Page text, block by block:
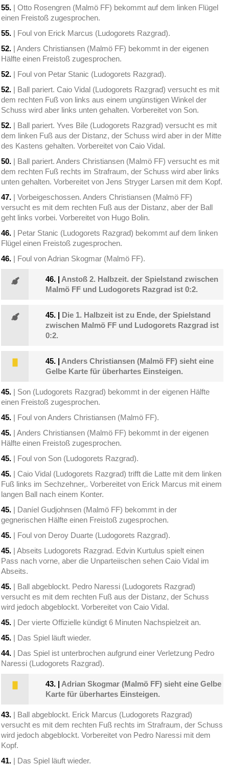
55. | Otto Rosengren (Malmö FF) bekommt auf dem linken Flügel
einen Freistoß zugesprochen.
55. | Foul von Erick Marcus (Ludogorets Razgrad).
52. | Anders Christiansen (Malmö FF) bekommt in der eigenen
Hälfte einen Freistoß zugesprochen.
52. | Foul von Petar Stanic (Ludogorets Razgrad).
52. | Ball pariert. Caio Vidal (Ludogorets Razgrad) versucht es mit
dem rechten Fuß von links aus einem ungünstigen Winkel der
Schuss wird aber links unten gehalten. Vorbereitet von Son.
52. | Ball pariert. Yves Bile (Ludogorets Razgrad) versucht es mit
dem linken Fuß aus der Distanz, der Schuss wird aber in der Mitte
des Kastens gehalten. Vorbereitet von Caio Vidal.
50. | Ball pariert. Anders Christiansen (Malmö FF) versucht es mit
dem rechten Fuß rechts im Strafraum, der Schuss wird aber links
unten gehalten. Vorbereitet von Jens Stryger Larsen mit dem Kopf.
47. | Vorbeigeschossen. Anders Christiansen (Malmö FF)
versucht es mit dem rechten Fuß aus der Distanz, aber der Ball
geht links vorbei. Vorbereitet von Hugo Bolin.
46. | Petar Stanic (Ludogorets Razgrad) bekommt auf dem linken
Flügel einen Freistoß zugesprochen.
46. | Foul von Adrian Skogmar (Malmö FF).
46. | Anstoß 2. Halbzeit. der Spielstand zwischen
Malmö FF und Ludogorets Razgrad ist 0:2.
45. | Die 1. Halbzeit ist zu Ende, der Spielstand
zwischen Malmö FF und Ludogorets Razgrad ist
0:2.
45. | Anders Christiansen (Malmö FF) sieht eine
Gelbe Karte für überhartes Einsteigen.
45. | Son (Ludogorets Razgrad) bekommt in der eigenen Hälfte
einen Freistoß zugesprochen.
45. | Foul von Anders Christiansen (Malmö FF).
45. | Anders Christiansen (Malmö FF) bekommt in der eigenen
Hälfte einen Freistoß zugesprochen.
45. | Foul von Son (Ludogorets Razgrad).
45. | Caio Vidal (Ludogorets Razgrad) trifft die Latte mit dem linken
Fuß links im Sechzehner,. Vorbereitet von Erick Marcus mit einem
langen Ball nach einem Konter.
45. | Daníel Gudjohnsen (Malmö FF) bekommt in der
gegnerischen Hälfte einen Freistoß zugesprochen.
45. | Foul von Deroy Duarte (Ludogorets Razgrad).
45. | Abseits Ludogorets Razgrad. Edvin Kurtulus spielt einen
Pass nach vorne, aber die Unparteiischen sehen Caio Vidal im
Abseits.
45. | Ball abgeblockt. Pedro Naressi (Ludogorets Razgrad)
versucht es mit dem rechten Fuß aus der Distanz, der Schuss
wird jedoch abgeblockt. Vorbereitet von Caio Vidal.
45. | Der vierte Offizielle kündigt 6 Minuten Nachspielzeit an.
45. | Das Spiel läuft wieder.
44. | Das Spiel ist unterbrochen aufgrund einer Verletzung Pedro
Naressi (Ludogorets Razgrad).
43. | Adrian Skogmar (Malmö FF) sieht eine Gelbe
Karte für überhartes Einsteigen.
43. | Ball abgeblockt. Erick Marcus (Ludogorets Razgrad)
versucht es mit dem rechten Fuß rechts im Strafraum, der Schuss
wird jedoch abgeblockt. Vorbereitet von Pedro Naressi mit dem
Kopf.
41. | Das Spiel läuft wieder.